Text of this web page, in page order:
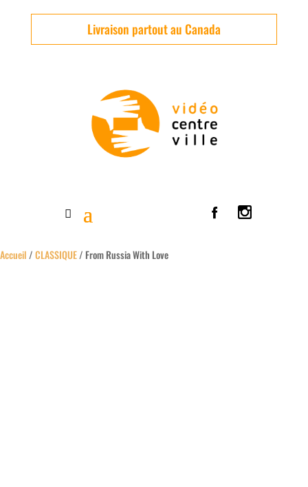
Livraison partout au Canada
Accueil/CLASSIQUE/ From Russia With Love